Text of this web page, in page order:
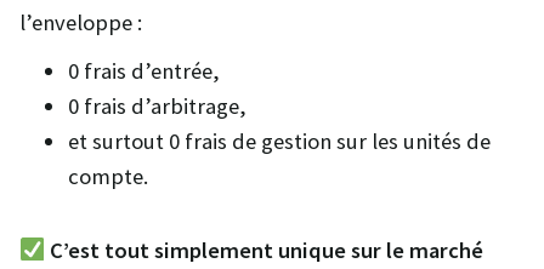
l’enveloppe :
0 frais d’entrée,
0 frais d’arbitrage,
et surtout 0 frais de gestion sur les unités de
compte.
C’est tout simplement unique sur le marché